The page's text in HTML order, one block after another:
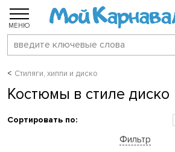
МЕНЮ
Стиляги, хиппи и диско
Костюмы в стиле диско
Сортировать по:
Фильтр